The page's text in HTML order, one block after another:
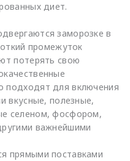
диет.
заморозке в
промежуток
потерять свою
подходят для включения
вкусные, полезные,
селеном, фосфором,
важнейшими
прямыми поставками